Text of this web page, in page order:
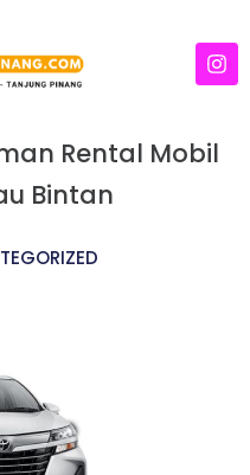
Rental Mobil
Bintan